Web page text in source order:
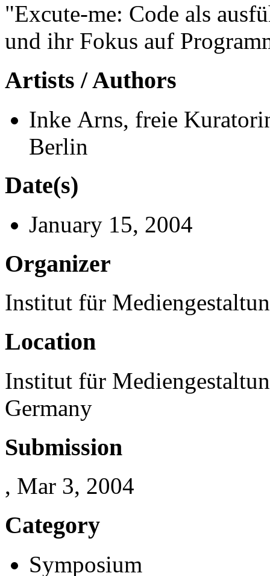
"Excute-me: Code als
und ihr Fokus auf
Artists / Authors
Inke Arns, freie
Berlin
Date(s)
January 15, 2004
Organizer
Institut für
Location
Institut für
Germany
Submission
, Mar 3, 2004
Category
Symposium